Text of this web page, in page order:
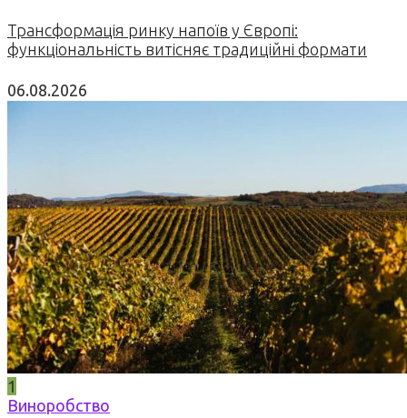
Трансформація ринку напоїв у Європі:
функціональність витісняє традиційні формати
06.08.2026
1
Виноробство